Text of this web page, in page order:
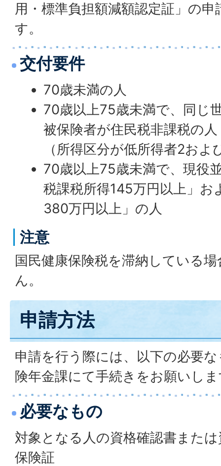
用・標準負担額減額認定証」の
す。
交付要件
70歳未満の人
70歳以上75歳未満で、同じ
被保険者が住民税非課税の人
（所得区分が低所得者2およ
70歳以上75歳未満で、現役
税課税所得145万円以上」お
380万円以上」の人
注意
国民健康保険税を滞納している
ん。
申請方法
申請を行う際には、以下の必要
険年金課にて手続きをお願いし
必要なもの
対象となる人の資格確認書また
保険証